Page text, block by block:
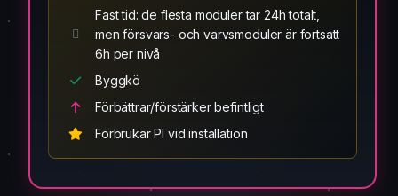
Fast tid: de flesta moduler tar 24h totalt,
men försvars- och varvsmoduler är fortsatt
6h per nivå
Byggkö
Förbättrar/förstärker befintligt
Förbrukar PI vid installation